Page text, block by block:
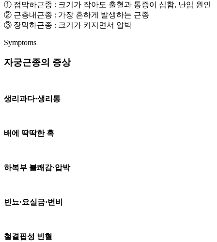
① 점막하근종 : 크기가 작아도 출혈과 통증이 심함, 난임 원인
② 근층내근종 : 가장 흔하게 발생하는 근종
③ 장막하근종 : 크기가 커지면서 압박
Symptoms
자궁근종의 증상
생리과다·생리통
배에 딱딱한 혹
하복부 불쾌감·압박
빈뇨·요실금·변비
철결핍성 빈혈